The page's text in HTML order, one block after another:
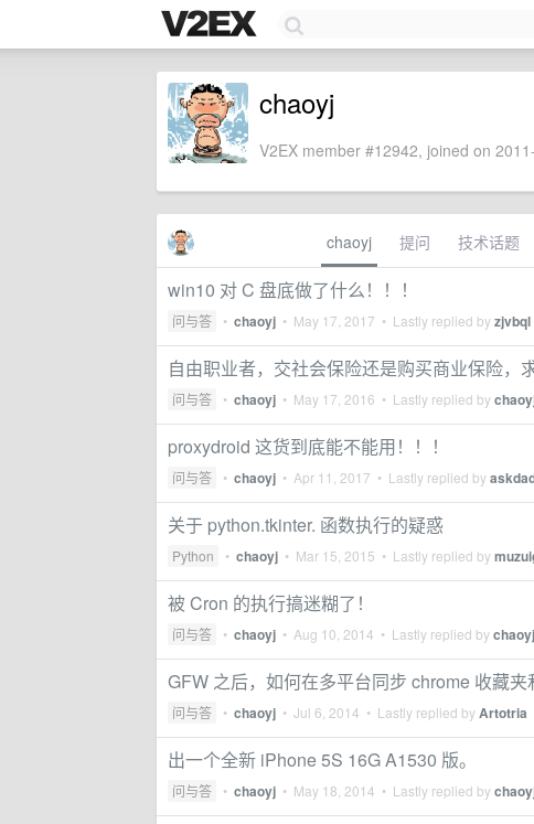
chaoyj
V2EX member #12942, joined on
chaoyj 提问 技术话题
win10 对 C 盘底做了什么！！！
问与答 • chaoyj • May 17, 2017 • Lastly replied byzjvbql
自由职业者，交社会保险还是购买商业保险，
问与答 • chaoyj • May 17, 2016 • Lastly replied by
proxydroid 这货到底能不能用！！！
问与答 • chaoyj • Apr 11, 2017 • Lastly replied by
关于 python.tkinter. 函数执行的疑惑
Python • chaoyj • Mar 15, 2015 • Lastly replied by
被 Cron 的执行搞迷糊了！
问与答 • chaoyj • Aug 10, 2014 • Lastly replied bychaoyj
GFW 之后，如何在多平台同步 chrome 收藏夹
问与答 • chaoyj • Jul 6, 2014 • Lastly replied byArtotria
出一个全新 iPhone 5S 16G A1530 版。
问与答 • chaoyj • May 18, 2014 • Lastly replied by